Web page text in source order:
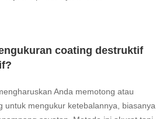
coating destruktif
Anda memotong atau
untuk mengukur ketebalannya, biasanya